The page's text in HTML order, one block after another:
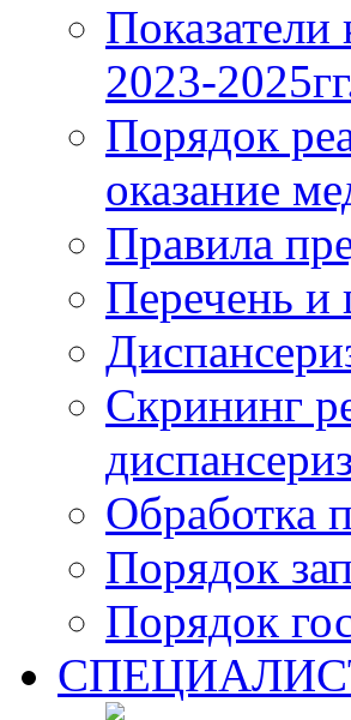
2023-
Порядок
оказание
Правила
Перечень и
Скрининг
Обработка
Порядок
Порядок